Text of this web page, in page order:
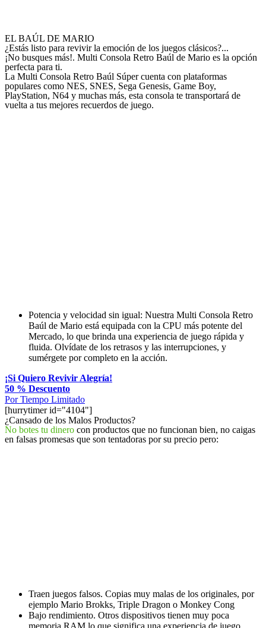
EL BAÚL DE MARIO
¿Estás listo para revivir la emoción de los juegos clásicos?...
¡No busques más!. Multi Consola Retro Baúl de Mario es la opción
perfecta para ti.
La Multi Consola Retro Baúl Súper cuenta con plataformas
populares como NES, SNES, Sega Genesis, Game Boy,
PlayStation, N64 y muchas más, esta consola te transportará de
vuelta a tus mejores recuerdos de juego.
Potencia y velocidad sin igual: Nuestra Multi Consola Retro
Baúl de Mario está equipada con la CPU más potente del
Mercado, lo que brinda una experiencia de juego rápida y
fluida. Olvídate de los retrasos y las interrupciones, y
sumérgete por completo en la acción.
¡Si Quiero Revivir Alegría!
50 % Descuento
Por Tiempo Limitado
[hurrytimer id="4104"]
¿Cansado de los Malos Productos?
No botes tu dinero con productos que no funcionan bien, no caigas
en falsas promesas que son tentadoras por su precio pero:
Traen juegos falsos. Copias muy malas de los originales, por
ejemplo Mario Brokks, Triple Dragon o Monkey Cong
Bajo rendimiento. Otros dispositivos tienen muy poca
memoria RAM lo que significa una experiencia de juego